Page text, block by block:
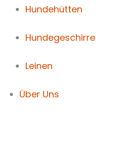
Hundehütten
Hundegeschirre
Leinen
Über Uns